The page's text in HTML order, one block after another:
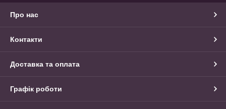
Про нас
Контакти
Доставка та оплата
Графік роботи